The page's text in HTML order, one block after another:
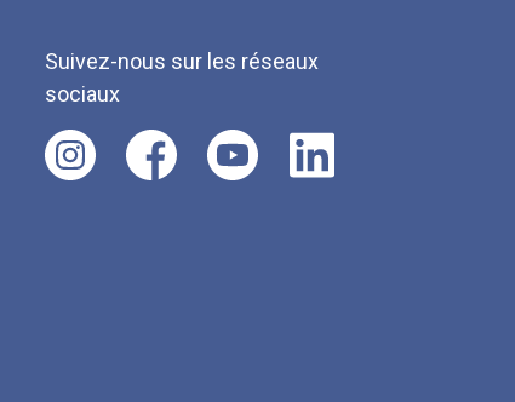
Suivez-nous sur les réseaux
sociaux